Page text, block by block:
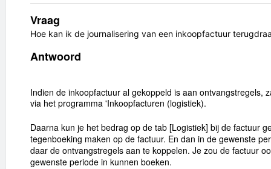
Vraag
Hoe kan ik de journalisering van een inkoopfactuur
Antwoord
Indien de inkoopfactuur al gekoppeld is aan ontvangstregels,
via het programma 'Inkoopfacturen (logistiek).
Daarna kun je het bedrag op de tab [Logistiek] bij de factuur
tegenboeking maken op de factuur. En dan in de gewenste
daar de ontvangstregels aan te koppelen. Je zou de factuur
gewenste periode in kunnen boeken.